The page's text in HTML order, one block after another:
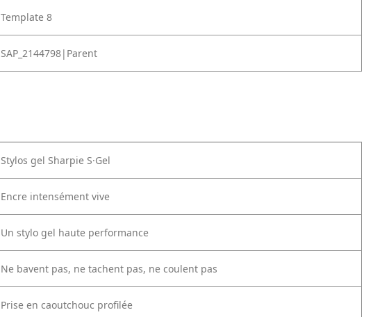
Template 8
SAP_2144798|Parent
Stylos gel Sharpie S·Gel
Encre intensément vive
Un stylo gel haute performance
Ne bavent pas, ne tachent pas, ne coulent pas
Prise en caoutchouc profilée